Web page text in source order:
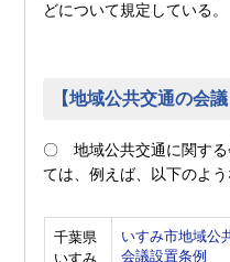
どについて規定している。
【地域公共交通の会
〇 地域公共交通に関する
ては、例えば、以下のよう
千葉県
いすみ
いすみ市地域公
会議設置条例